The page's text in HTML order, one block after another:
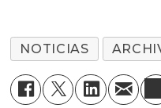
NOTICIAS